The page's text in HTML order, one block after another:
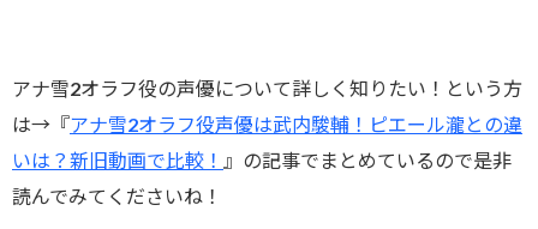
アナ雪2オラフ役の声優について詳しく知りたい！という方
は→『アナ雪2オラフ役声優は武内駿輔！ピエール瀧との違
いは？新旧動画で比較！ 』の記事でまとめているので是非
読んでみてくださいね！